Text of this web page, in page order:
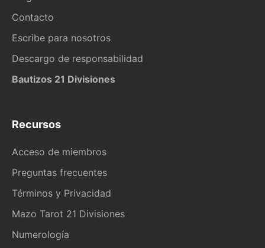
Contacto
Escribe para nosotros
Descargo de responsabilidad
Bautizos 21 Divisiones
Recursos
Acceso de miembros
Preguntas frecuentes
Términos y Privacidad
Mazo Tarot 21 Divisiones
Numerología